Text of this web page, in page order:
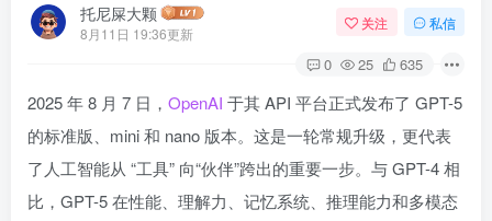
托尼屎大颗
8月11日 19:36更新
关注 私信
0 25 635
2025 年 8 月 7 日， OpenAI 于其 API 平台正式发布了 GPT-5
的标准版、mini 和 nano 版本。这是一轮常规升级，更代表
了人工智能从 “工具” 向“伙伴”跨出的重要一步。与 GPT-4 相
比，GPT-5 在性能、理解力、记忆系统、推理能力和多模态